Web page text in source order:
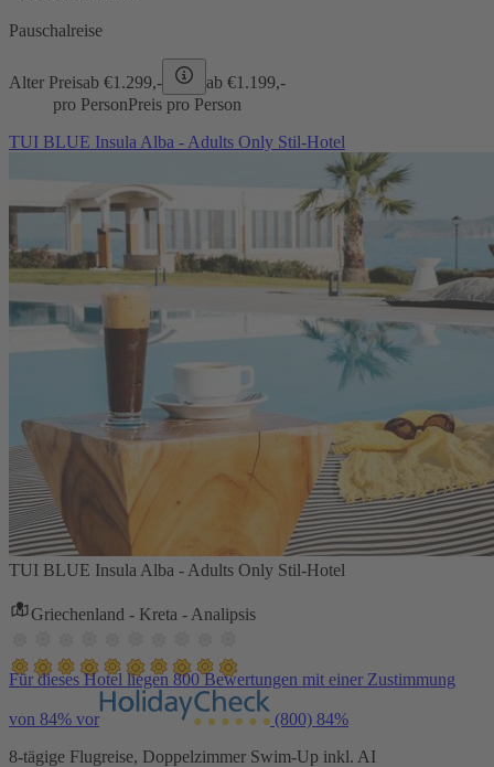
Pauschalreise
Alter Preisab €1.299,- ab €1.199,-
pro PersonPreis pro Person
TUI BLUE Insula Alba - Adults Only Stil-Hotel
TUI BLUE Insula Alba - Adults Only Stil-Hotel
Griechenland - Kreta - Analipsis
Für dieses Hotel liegen 800 Bewertungen mit einer Zustimmung
von 84% vor (800) 84%
8-tägige Flugreise, Doppelzimmer Swim-Up inkl. AI